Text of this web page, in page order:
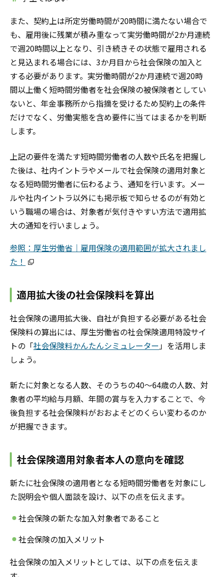
また、契約上は所定労働時間が20時間に満たない場合で
も、雇用後に残業が積み重なって実労働時間が2か月連続
で週20時間以上となり、引き続きその状態で雇用される
と見込まれる場合には、3か月目から社会保険の加入と
する必要があります。実労働時間が2か月連続で週20時
間以上働く短時間労働者を社会保険の被保険者としてい
ないと、年金事務所から指摘を受けるため契約上の条件
だけでなく、労働実態を含め要件に当てはまるかを判断
します。
上記の要件を満たす短時間労働者の人数や氏名を把握し
た後は、社内イントラやメールで社会保険の適用対象と
なる短時間労働者に伝わるよう、通知を行います。メー
ルや社内イントラ以外にも掲示板で知らせるのが有効と
いう職場の場合は、対象者が気付きやすい方法で適用拡
大の通知を行いましょう。
参照：厚生労働省｜雇用保険の適用範囲が拡大されまし
た！
適用拡大後の社会保険料を算出
社会保険の適用拡大後、自社が負担する必要がある社会
保険料の算出には、厚生労働省の社会保険適用特設サイ
トの「社会保険料かんたんシミュレーター 」を活用しま
しょう。
新たに対象となる人数、そのうちの40～64歳の人数、対
象者の平均給与月額、年間の賞与を入力することで、今
後負担する社会保険料がおおよそどのくらい変わるのか
が把握できます。
社会保険適用対象者本人の意向を確認
新たに社会保険の適用者となる短時間労働者を対象にし
た説明会や個人面談を設け、以下の点を伝えます。
社会保険の新たな加入対象者であること
社会保険の加入メリット
社会保険の加入メリットとしては、以下の点を伝えま